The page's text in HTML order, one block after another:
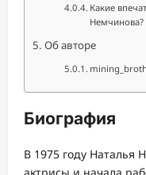
Какие
Немчинова?
Об авторе
mining_broth
Биография
В 1975 году Наталья